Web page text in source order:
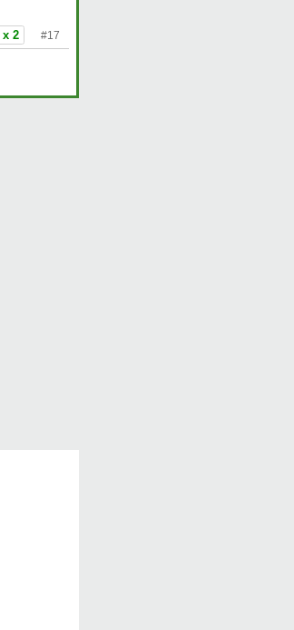
x 2 #17